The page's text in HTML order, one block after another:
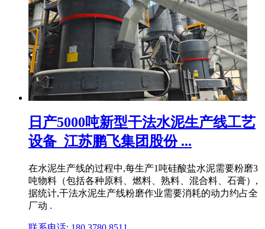
日产5000吨新型干法水泥生产线工艺
设备_江苏鹏飞集团股份 ...
在水泥生产线的过程中,每生产1吨硅酸盐水泥需要粉磨3
吨物料（包括各种原料、燃料、熟料、混合料、石膏）,
据统计,干法水泥生产线粉磨作业需要消耗的动力约占全
厂动 .